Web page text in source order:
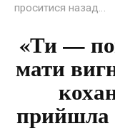
проситися назад…
«Ти —
мати
прийшла